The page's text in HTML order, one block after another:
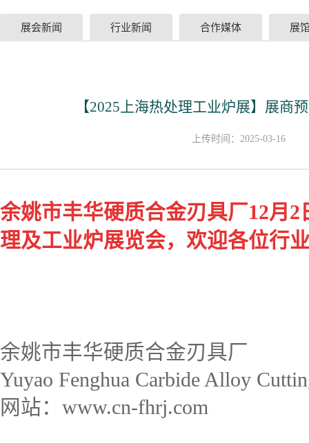
展会新闻 行业新闻 合作媒体 展
【2025上海热处理工业炉展】展商
上传时间：2025-03-16
余姚市丰华硬质合金刃具厂12月2
理及工业炉展览会， 欢迎各位行
余姚市丰华硬质合金刃具厂
Yuyao Fenghua Carbide Alloy
网站：www.cn-fhrj.com